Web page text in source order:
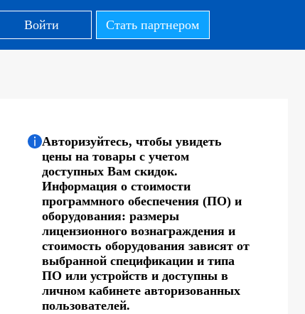
Войти Стать партнером
Авторизуйтесь, чтобы увидеть
цены на товары с учетом
доступных Вам скидок.
Информация о стоимости
программного обеспечения (ПО) и
оборудования: размеры
лицензионного вознаграждения и
стоимость оборудования зависят от
выбранной спецификации и типа
ПО или устройств и доступны в
личном кабинете авторизованных
пользователей.